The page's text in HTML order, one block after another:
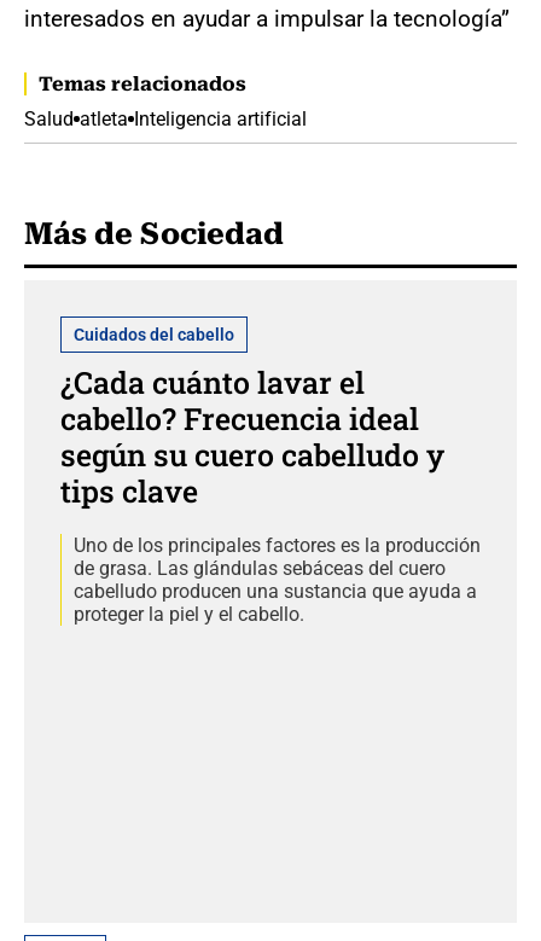
interesados en ayudar a impulsar la tecnología”
Temas relacionados
Salud atleta Inteligencia artificial
Más de Sociedad
Cuidados del cabello
¿Cada cuánto lavar el
cabello? Frecuencia ideal
según su cuero cabelludo y
tips clave
Uno de los principales factores es la producción
de grasa. Las glándulas sebáceas del cuero
cabelludo producen una sustancia que ayuda a
proteger la piel y el cabello.